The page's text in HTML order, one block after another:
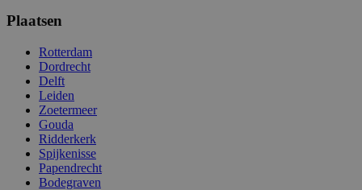
Plaatsen
Rotterdam
Dordrecht
Delft
Leiden
Zoetermeer
Gouda
Ridderkerk
Spijkenisse
Papendrecht
Bodegraven